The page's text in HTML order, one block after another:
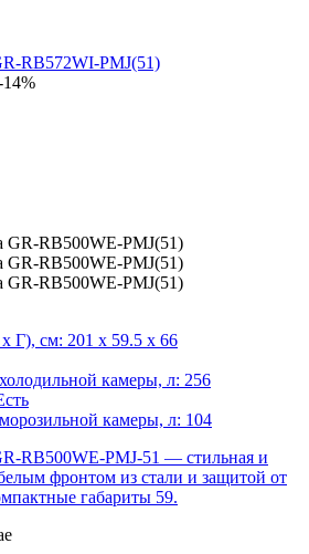
RB572WI-PMJ(51)
14%
Г), см: 201 х 59.5 х 66
камеры, л: 256
камеры, л: 104
RB500WE-PMJ-51 — стильная и
фронтом из стали и защитой от
габариты 59.